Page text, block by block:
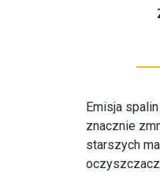
Emisja
znacznie
starszych